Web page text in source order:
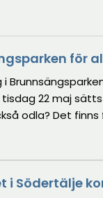
för
i
tisdag 22 maj
odla? Det
i Södertälje